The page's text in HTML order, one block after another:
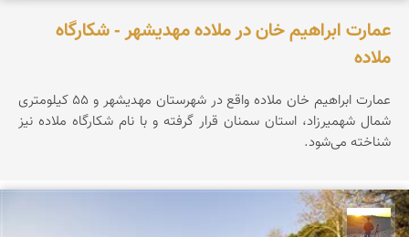
عمارت ابراهیم خان در ملاده مهدیشهر - شکارگاه
ملاده
عمارت ابراهیم خان ملاده واقع در شهرستان مهدیشهر و ۵۵ کیلومتری
شمال شهمیرزاد، استان سمنان قرار گرفته و با نام شکارگاه ملاده نیز
شناخته می‌شود.
مهدی مخلصیان